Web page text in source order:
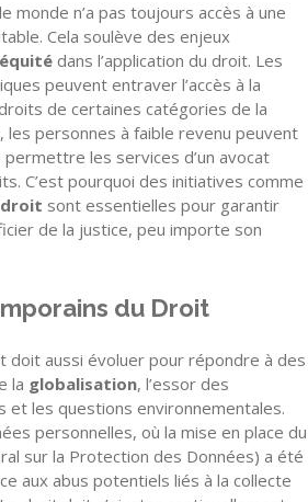
monde n’a pas toujours accès à une
Cela soulève des enjeux
équité dans l’application du droit. Les
peuvent entraver l’accès à la
de certaines catégories de la
les personnes à faible revenu peuvent
les services d’un avocat
C’est pourquoi des initiatives comme
droit sont essentielles pour garantir
de la justice, peu importe son
du Droit
doit aussi évoluer pour répondre à des
la globalisation, l’essor des
et les questions environnementales.
personnelles, où la mise en place du
sur la Protection des Données) a été
aux abus potentiels liés à la collecte